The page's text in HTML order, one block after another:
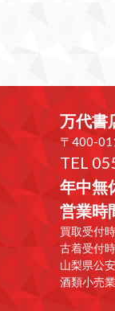
万代書
〒400-
TEL
年中無
営業時
買取受付
古着受付
山梨県公
酒類小売